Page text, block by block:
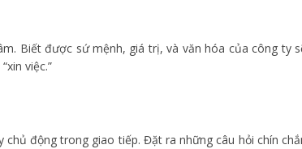
Biết được sứ mệnh, giá trị, và văn hóa của công ty
việc.”
động trong giao tiếp. Đặt ra những câu hỏi chín